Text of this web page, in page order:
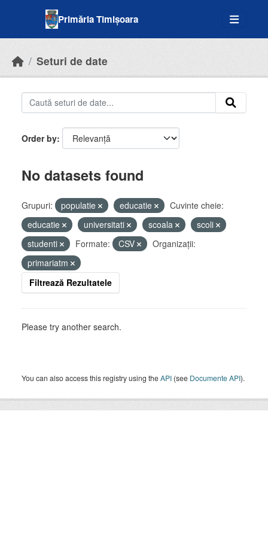
Primăria Timișoara
Seturi de date
Order by
No datasets found
Grupuri: populatie educatie
Cuvinte cheie:
educatie
universitati scoala
scoli
studenti
Formate: CSV
Organizații:
primariatm
Filtrează Rezultatele
Please try another search.
You can also access this registry using theAPI (see Documente API).